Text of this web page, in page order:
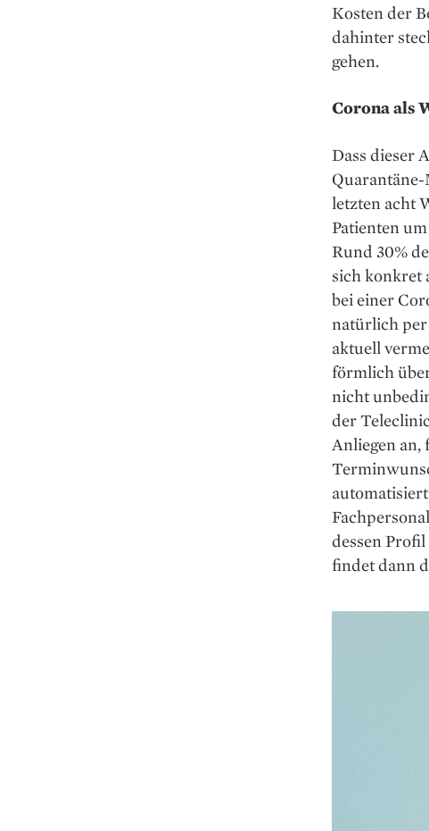
Kosten der
dahinter
gehen.
Corona als
Dass dieser
letzten acht
Patienten
Rund 30%
sich konkret
bei einer
natürlich
aktuell
förmlich
nicht
der
Anliegen an,
dessen
findet dann